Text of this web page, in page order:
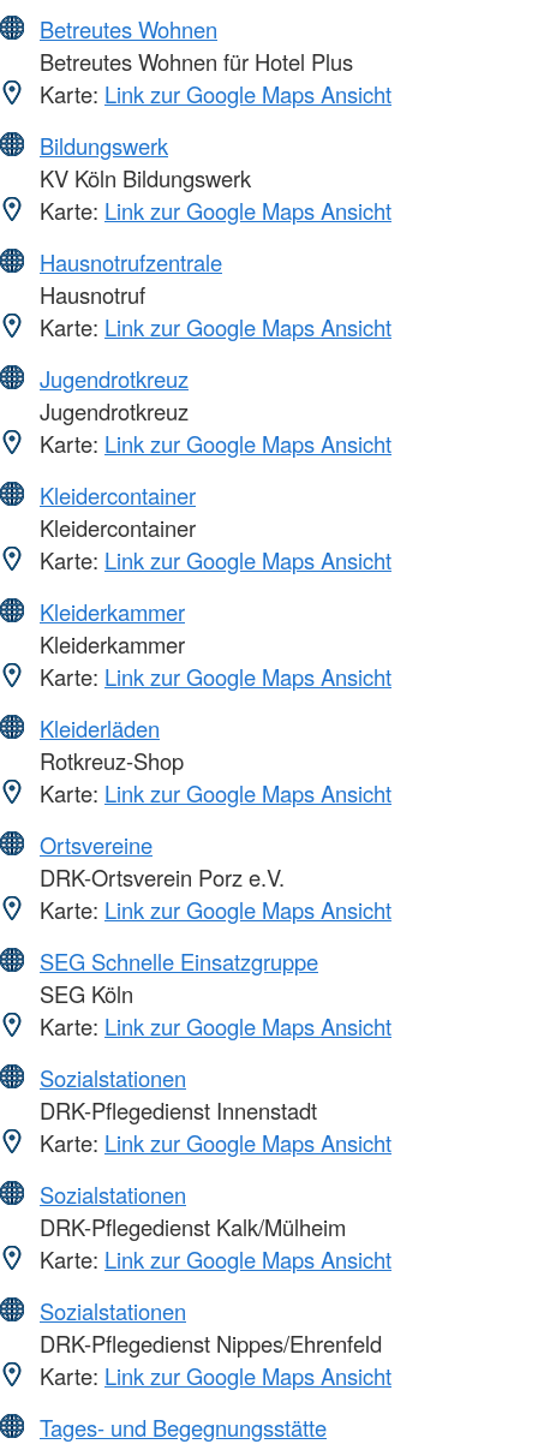
Betreutes Wohnen
Betreutes Wohnen für Hotel Plus
Karte: Link zur Google Maps Ansicht
Bildungswerk
KV Köln Bildungswerk
Karte: Link zur Google Maps Ansicht
Hausnotrufzentrale
Hausnotruf
Karte: Link zur Google Maps Ansicht
Jugendrotkreuz
Jugendrotkreuz
Karte: Link zur Google Maps Ansicht
Kleidercontainer
Kleidercontainer
Karte: Link zur Google Maps Ansicht
Kleiderkammer
Kleiderkammer
Karte: Link zur Google Maps Ansicht
Kleiderläden
Rotkreuz-Shop
Karte: Link zur Google Maps Ansicht
Ortsvereine
DRK-Ortsverein Porz e.V.
Karte: Link zur Google Maps Ansicht
SEG Schnelle Einsatzgruppe
SEG Köln
Karte: Link zur Google Maps Ansicht
Sozialstationen
DRK-Pflegedienst Innenstadt
Karte: Link zur Google Maps Ansicht
Sozialstationen
DRK-Pflegedienst Kalk/Mülheim
Karte: Link zur Google Maps Ansicht
Sozialstationen
DRK-Pflegedienst Nippes/Ehrenfeld
Karte: Link zur Google Maps Ansicht
Tages- und Begegnungsstätte